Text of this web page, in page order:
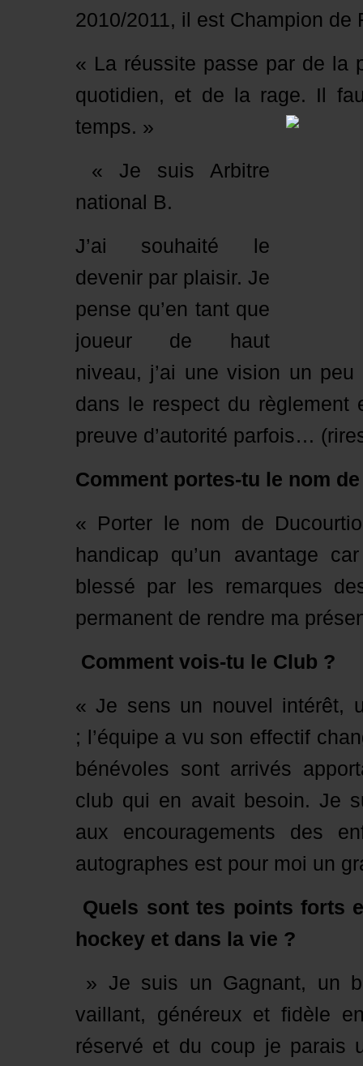
2010/2011, il est Champion de
« La réussite passe par de la
quotidien, et de la rage. Il
temps. »
« Je suis Arbitre
national B.
J’ai souhaité le
devenir par plaisir. Je
pense qu’en tant que
joueur de haut
niveau, j’ai une vision un peu
dans le respect du règlement
preuve d’autorité parfois…
Comment portes-tu le nom
« Porter le nom de
handicap qu’un avantage
blessé par les remarques
permanent de rendre ma
Comment vois-tu le Club ?
« Je sens un nouvel intérêt,
; l’équipe a vu son effectif
bénévoles sont arrivés
club qui en avait besoin. Je
aux encouragements des
autographes est pour moi un
Quels sont tes points forts
hockey et dans la vie ?
» Je suis un Gagnant, un
vaillant, généreux et fidèle
réservé et du coup je parais